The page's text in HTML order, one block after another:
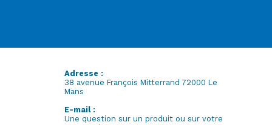
Adresse :
38 avenue François Mitterrand 72000 Le
Mans
E-mail :
Une question sur un produit ou sur votre